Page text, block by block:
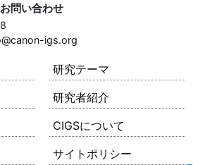
問い合わせ
igs.org
研究テーマ
研究者紹介
CIGSについて
サイトポリシー